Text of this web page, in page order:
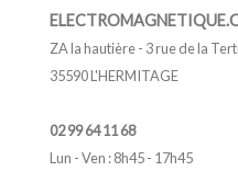
ZA la hautière - 3 rue de la
35590 L'HERMITAGE
02 99 64 11 68
Lun - Ven : 8h45 - 17h45